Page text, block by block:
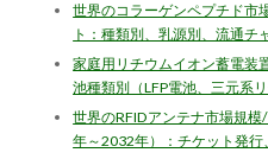
世界のコラーゲンペプチド市
ト：種類別、乳源別、流通チ
家庭用リチウムイオン蓄電装
池種類別（LFP電池、三元系リ
世界のRFIDアンテナ市場規
年～2032年）：チケット発行